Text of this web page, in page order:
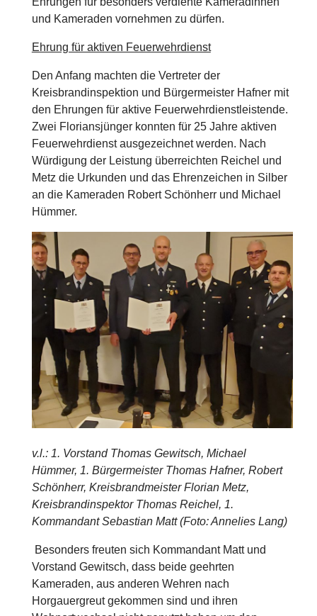
und Kameraden vornehmen zu dürfen.
Ehrung für aktiven Feuerwehrdienst
Den Anfang machten die Vertreter der
Kreisbrandinspektion und Bürgermeister Hafner mit
den Ehrungen für aktive Feuerwehrdienstleistende.
Zwei Floriansjünger konnten für 25 Jahre aktiven
Feuerwehrdienst ausgezeichnet werden. Nach
Würdigung der Leistung überreichten Reichel und
Metz die Urkunden und das Ehrenzeichen in Silber
an die Kameraden Robert Schönherr und Michael
Hümmer.
v.l.: 1. Vorstand Thomas Gewitsch, Michael
Hümmer, 1. Bürgermeister Thomas Hafner, Robert
Schönherr, Kreisbrandmeister Florian Metz,
Kreisbrandinspektor Thomas Reichel, 1.
Kommandant Sebastian Matt (Foto: Annelies Lang)
Besonders freuten sich Kommandant Matt und
Vorstand Gewitsch, dass beide geehrten
Kameraden, aus anderen Wehren nach
Horgauergreut gekommen sind und ihren